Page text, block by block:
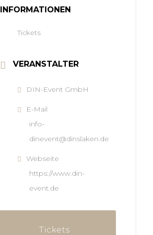
INFORMATIONEN
Tickets
VERANSTALTER
DIN-Event GmbH
E-Mail
info-
dinevent@dinslaken.de
Webseite
https://www.din-
event.de
Tickets